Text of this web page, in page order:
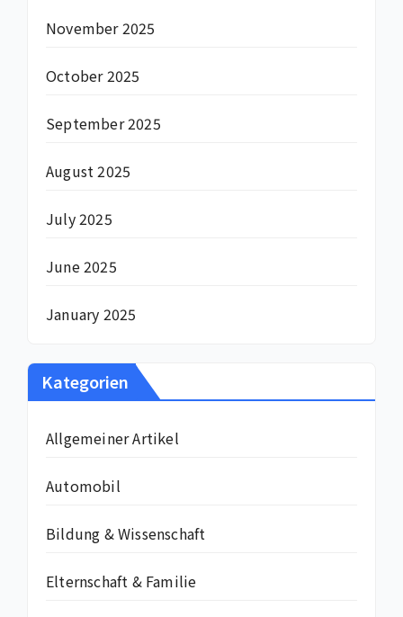
November 2025
October 2025
September 2025
August 2025
July 2025
June 2025
January 2025
Kategorien
Allgemeiner Artikel
Automobil
Bildung & Wissenschaft
Elternschaft & Familie